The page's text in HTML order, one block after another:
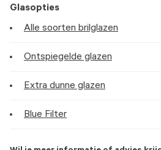
Glasopties
Alle soorten brilglazen
Ontspiegelde glazen
Extra dunne glazen
Blue Filter